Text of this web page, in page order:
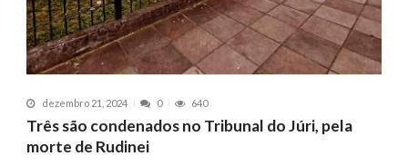
dezembro 21, 2024 0 640
Três são condenados no Tribunal do Júri, pela
morte de Rudinei